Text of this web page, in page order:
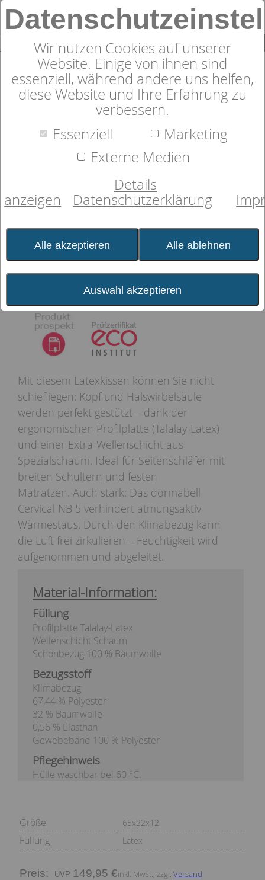
0
Nackenstützkissen
dormabell Cervical NB 5
geladen...
Mit diesem Latexkissen können Sie nicht
schiefliegen: Kopf und Halswirbelsäule
werden perfekt gestützt – dank der
ergonomischen Profilplatte (Talalay-Latex)
und einer Extra-Wellenschicht aus
Spezialschaum. Ideal für Seitenschläfer mit
breiten Schultern und festen
Matratzen. Auch stark: Das dormabell
Cervical NB 5 verhindert atmungsaktiv
Wärmestaus. Durch den Klimabezug kann
die Luft frei zirkulieren – Feuchtigkeit wird
aufgenommen und abgeleitet.
Material-Information:
Füllung
Profilplatte Talalay-Latex
Wellenschicht Schaum
Schonbezug 100 % Baumwolle
Bezugsstoff
Klimabezug
67,44 % Polyester
32 % Baumwolle
0,56 % Elasthan
Gewebeband 100 % Polyester
Pflegehinweis
Hülle waschbar bei 60 °C.
Größe 65x32x12
Füllung Latex
Preis: 149,95 €inkl. MwSt., zzgl. Versand
Wir nutzen Cookies auf unserer
Website. Einige von ihnen sind
essenziell, während andere uns helfen,
diese Website und Ihre Erfahrung zu
verbessern.
Essenziell
Marketing
Externe Medien
Details
anzeigen
Datenschutzerklärung
Alle akzeptieren Alle ablehnen
Auswahl akzeptieren